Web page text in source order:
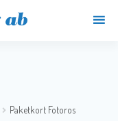
Paketkort Fotoros